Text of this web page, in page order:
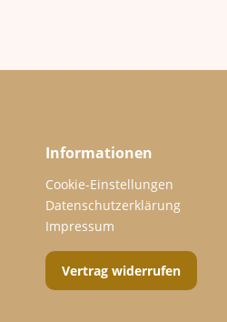
Informationen
Cookie-Einstellungen
Datenschutzerklärung
Impressum
Vertrag widerrufen